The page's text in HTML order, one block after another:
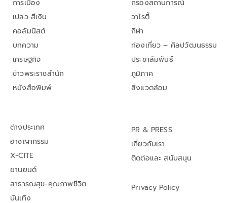
การเมือง
เปลว สีเงิน
คอลัมนิสต์
บทความ
เศรษฐกิจ
ข่าวพระราชสำนัก
หนังสือพิมพ์
กรองสถานการณ์
วาไรตี้
กีฬา
ท่องเที่ยว – ศิลปวัฒนธรรม
ประชาสัมพันธ์
ภูมิภาค
สิ่งแวดล้อม
ต่างประเทศ
อาชญากรรม
X-CITE
ยานยนต์
สาธารณสุข-คุณภาพชีวิต
บันเทิง
PR & PRESS
เกี่ยวกับเรา
ติดต่อและ สนับสนุน
Privacy Policy